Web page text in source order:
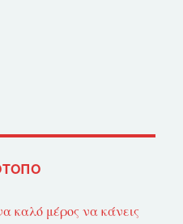
καλό μέρος να κάνεις